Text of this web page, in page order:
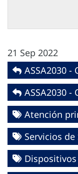
21 Sep 2022
ASSA2030 -
ASSA2030 -
Atención
Servicios de